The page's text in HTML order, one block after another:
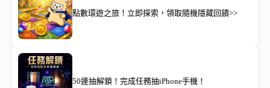
點數環遊之旅！立即探索，領取隨機隱藏回饋>>
50連抽解鎖！完成任務抽iPhone手機！